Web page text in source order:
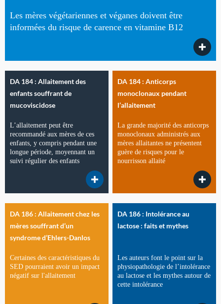
Les mères végétariennes et véganes doivent être
informées du risque de carence en vitamine B12
DA 184 : Allaitement des
enfants souffrant de
mucoviscidose
L’allaitement peut être
recommandé aux mères de ces
enfants, y compris pendant une
longue période, moyennant un
suivi régulier des enfants
DA 184 : Anticorps
monoclonaux pendant
l’allaitement
La grande majorité des anticorps
monoclonaux administrés aux
mères allaitantes ne présentent
guère de risques pour le
nourrisson allaité
DA 186 : Allaitement chez les
mères souffrant d’un
syndrome d’Ehlers-Danlos
Certaines des caractéristiques du
SED pourraient avoir un impact
négatif sur l'allaitement
DA 186 : Intolérance au
lactose : faits et mythes
Les auteurs font le point sur la
physiopathologie de l’intolérance
au lactose et les mythes autour de
cette intolérance